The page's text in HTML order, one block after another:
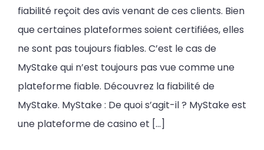
fiabilité reçoit des avis venant de ces clients. Bien
que certaines plateformes soient certifiées, elles
ne sont pas toujours fiables. C’est le cas de
MyStake qui n’est toujours pas vue comme une
plateforme fiable. Découvrez la fiabilité de
MyStake. MyStake : De quoi s’agit-il ? MyStake est
une plateforme de casino et […]